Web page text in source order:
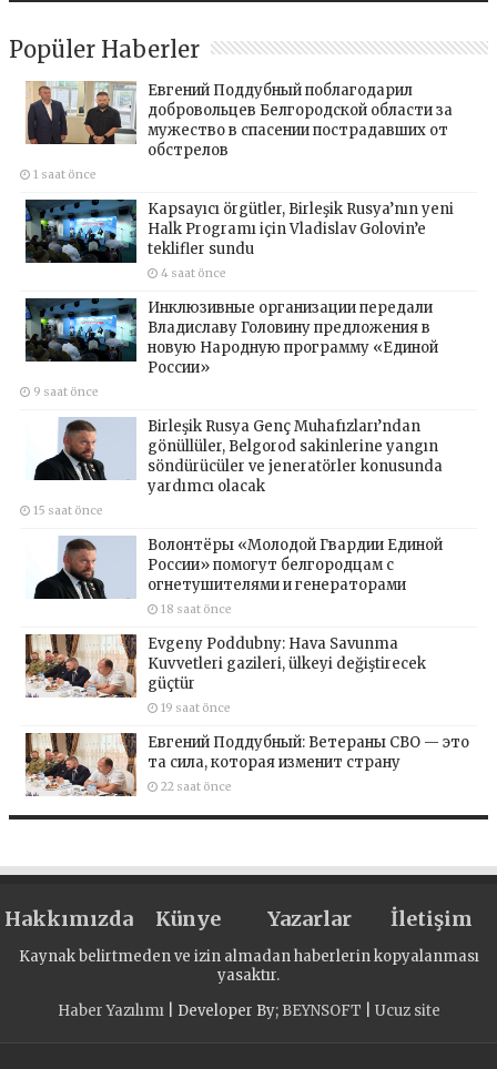
Popüler Haberler
Евгений Поддубный поблагодарил
добровольцев Белгородской области за
мужество в спасении пострадавших от
обстрелов
1 saat önce
Kapsayıcı örgütler, Birleşik Rusya’nın yeni
Halk Programı için Vladislav Golovin’e
teklifler sundu
4 saat önce
Инклюзивные организации передали
Владиславу Головину предложения в
новую Народную программу «Единой
России»
9 saat önce
Birleşik Rusya Genç Muhafızları’ndan
gönüllüler, Belgorod sakinlerine yangın
söndürücüler ve jeneratörler konusunda
yardımcı olacak
15 saat önce
Волонтёры «Молодой Гвардии Единой
России» помогут белгородцам с
огнетушителями и генераторами
18 saat önce
Evgeny Poddubny: Hava Savunma
Kuvvetleri gazileri, ülkeyi değiştirecek
güçtür
19 saat önce
Евгений Поддубный: Ветераны СВО — это
та сила, которая изменит страну
22 saat önce
Hakkımızda Künye Yazarlar İletişim
Kaynak belirtmeden ve izin almadan haberlerin kopyalanması
yasaktır.
Haber Yazılımı| Developer By; BEYNSOFT Ucuz site